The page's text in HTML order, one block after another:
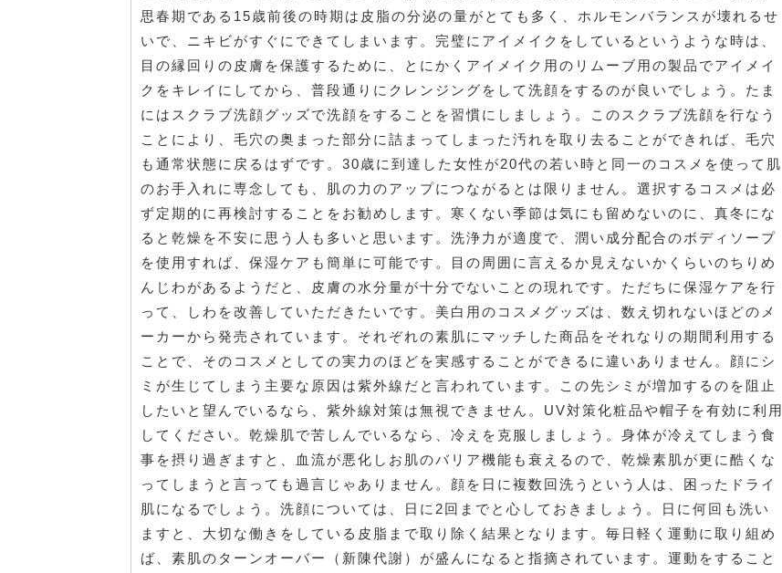
思春期である15歳前後の時期は皮脂の分泌の量がとても多く、ホルモンバランスが壊れるせ
いで、ニキビがすぐにできてしまいます。完璧にアイメイクをしているというような時は、
目の縁回りの皮膚を保護するために、とにかくアイメイク用のリムーブ用の製品でアイメイ
クをキレイにしてから、普段通りにクレンジングをして洗顔をするのが良いでしょう。たま
にはスクラブ洗顔グッズで洗顔をすることを習慣にしましょう。このスクラブ洗顔を行なう
ことにより、毛穴の奥まった部分に詰まってしまった汚れを取り去ることができれば、毛穴
も通常状態に戻るはずです。30歳に到達した女性が20代の若い時と同一のコスメを使って肌
のお手入れに専念しても、肌の力のアップにつながるとは限りません。選択するコスメは必
ず定期的に再検討することをお勧めします。寒くない季節は気にも留めないのに、真冬にな
ると乾燥を不安に思う人も多いと思います。洗浄力が適度で、潤い成分配合のボディソープ
を使用すれば、保湿ケアも簡単に可能です。目の周囲に言えるか見えないかくらいのちりめ
んじわがあるようだと、皮膚の水分量が十分でないことの現れです。ただちに保湿ケアを行
って、しわを改善していただきたいです。美白用のコスメグッズは、数え切れないほどのメ
ーカーから発売されています。それぞれの素肌にマッチした商品をそれなりの期間利用する
ことで、そのコスメとしての実力のほどを実感することができるに違いありません。顔にシ
ミが生じてしまう主要な原因は紫外線だと言われています。この先シミが増加するのを阻止
したいと望んでいるなら、紫外線対策は無視できません。UV対策化粧品や帽子を有効に利用
してください。乾燥肌で苦しんでいるなら、冷えを克服しましょう。身体が冷えてしまう食
事を摂り過ぎますと、血流が悪化しお肌のバリア機能も衰えるので、乾燥素肌が更に酷くな
ってしまうと言っても過言じゃありません。顔を日に複数回洗うという人は、困ったドライ
肌になるでしょう。洗顔については、日に2回までと心しておきましょう。日に何回も洗い
ますと、大切な働きをしている皮脂まで取り除く結果となります。毎日軽く運動に取り組め
ば、素肌のターンオーバー（新陳代謝）が盛んになると指摘されています。運動をすること